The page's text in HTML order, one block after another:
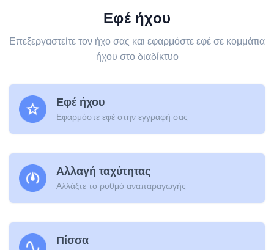
Εφέ ήχου
Επεξεργαστείτε τον ήχο σας και εφαρμόστε εφέ σε κομμάτια
ήχου στο διαδίκτυο
Εφέ ήχου
Εφαρμόστε εφέ στην εγγραφή σας
Αλλαγή ταχύτητας
Αλλάξτε το ρυθμό αναπαραγωγής
Πίσσα